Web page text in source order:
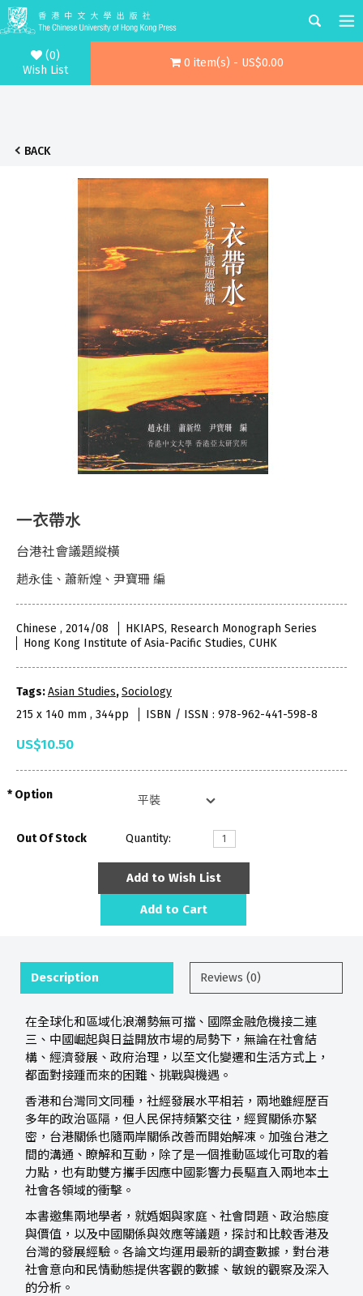
(0)
Wish List
0 item(s) - US$0.00
BACK
一衣帶水
台港社會議題縱橫
趙永佳、蕭新煌、尹寶珊 編
Chinese , 2014/08
HKIAPS, Research Monograph Series
Hong Kong Institute of Asia-Pacific Studies, CUHK
Tags:Asian Studies,Sociology
215 x 140 mm , 344pp
ISBN / ISSN : 978-962-441-598-8
US$10.50
Option
Out Of Stock Quantity:
Add to Wish List
Add to Cart
Description Reviews (0)
在全球化和區域化浪潮勢無可擋、國際金融危機接二連
三、中國崛起與日益開放市場的局勢下，無論在社會結
構、經濟發展、政府治理，以至文化變遷和生活方式上，
都面對接踵而來的困難、挑戰與機遇。
香港和台灣同文同種，社經發展水平相若，兩地雖經歷百
多年的政治區隔，但人民保持頻繁交往，經貿關係亦緊
密，台港關係也隨兩岸關係改善而開始解凍。加強台港之
間的溝通、瞭解和互動，除了是一個推動區域化可取的着
力點，也有助雙方攜手因應中國影響力長驅直入兩地本土
社會各領域的衝擊。
本書邀集兩地學者，就婚姻與家庭、社會問題、政治態度
與價值，以及中國關係與效應等議題，探討和比較香港及
台灣的發展經驗。各論文均運用最新的調查數據，對台港
社會意向和民情動態提供客觀的數據、敏銳的觀察及深入
的分析。